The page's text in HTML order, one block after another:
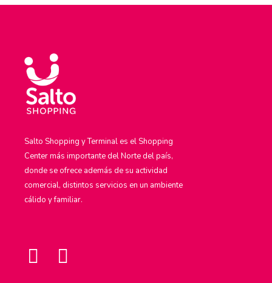
Salto Shopping y Terminal es el Shopping
Center más importante del Norte del país,
donde se ofrece además de su actividad
comercial, distintos servicios en un ambiente
cálido y familiar.